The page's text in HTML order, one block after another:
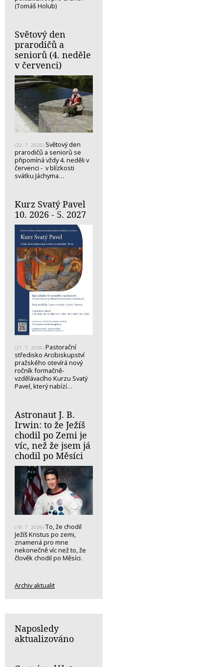
(Tomáš Holub)
Světový den
prarodičů a
seniorů (4. neděle
v červenci)
(22. 7. 2026) Světový den
prarodičů a seniorů se
připomíná vždy 4. neděli v
červenci - v blízkosti
svátku Jáchyma…
Kurz Svatý Pavel
10. 2026 - 5. 2027
(21. 7. 2026) Pastorační
středisko Arcibiskupství
pražského otevírá nový
ročník formačně-
vzdělávacího Kurzu Svatý
Pavel, který nabízí…
Astronaut J. B.
Irwin: to že Ježíš
chodil po Zemi je
víc, než že jsem já
chodil po Měsíci
(19. 7. 2026) To, že chodil
Ježíš Kristus po zemi,
znamená pro mne
nekonečně víc než to, že
člověk chodil po Měsíci.
Archiv aktualit
Naposledy
aktualizováno